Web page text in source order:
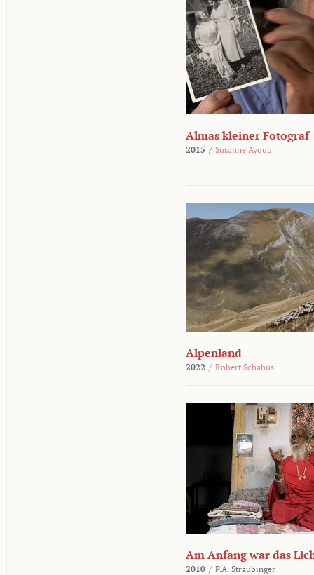
Almas kleiner Fotograf
2015 / Susanne Ayoub
Alpenland
2022 / Robert Schabus
Am Anfang war das
2010 / P.A. Straubinger